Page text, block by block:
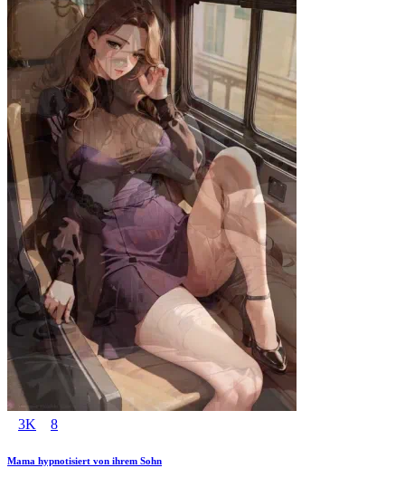
3K 8
Mama hypnotisiert von ihrem Sohn